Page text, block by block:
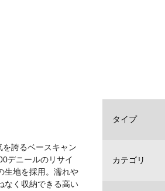
誇るベースキャン
デニールのリサイ
生地を採用。濡れや
なく収納できる高い
タイプ
カテゴリ